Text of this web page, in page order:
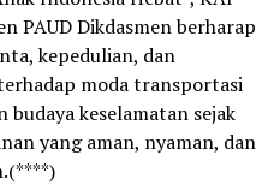
PAUD Dikdasmen berharap
kepedulian, dan
moda transportasi
keselamatan sejak
yang aman, nyaman, dan